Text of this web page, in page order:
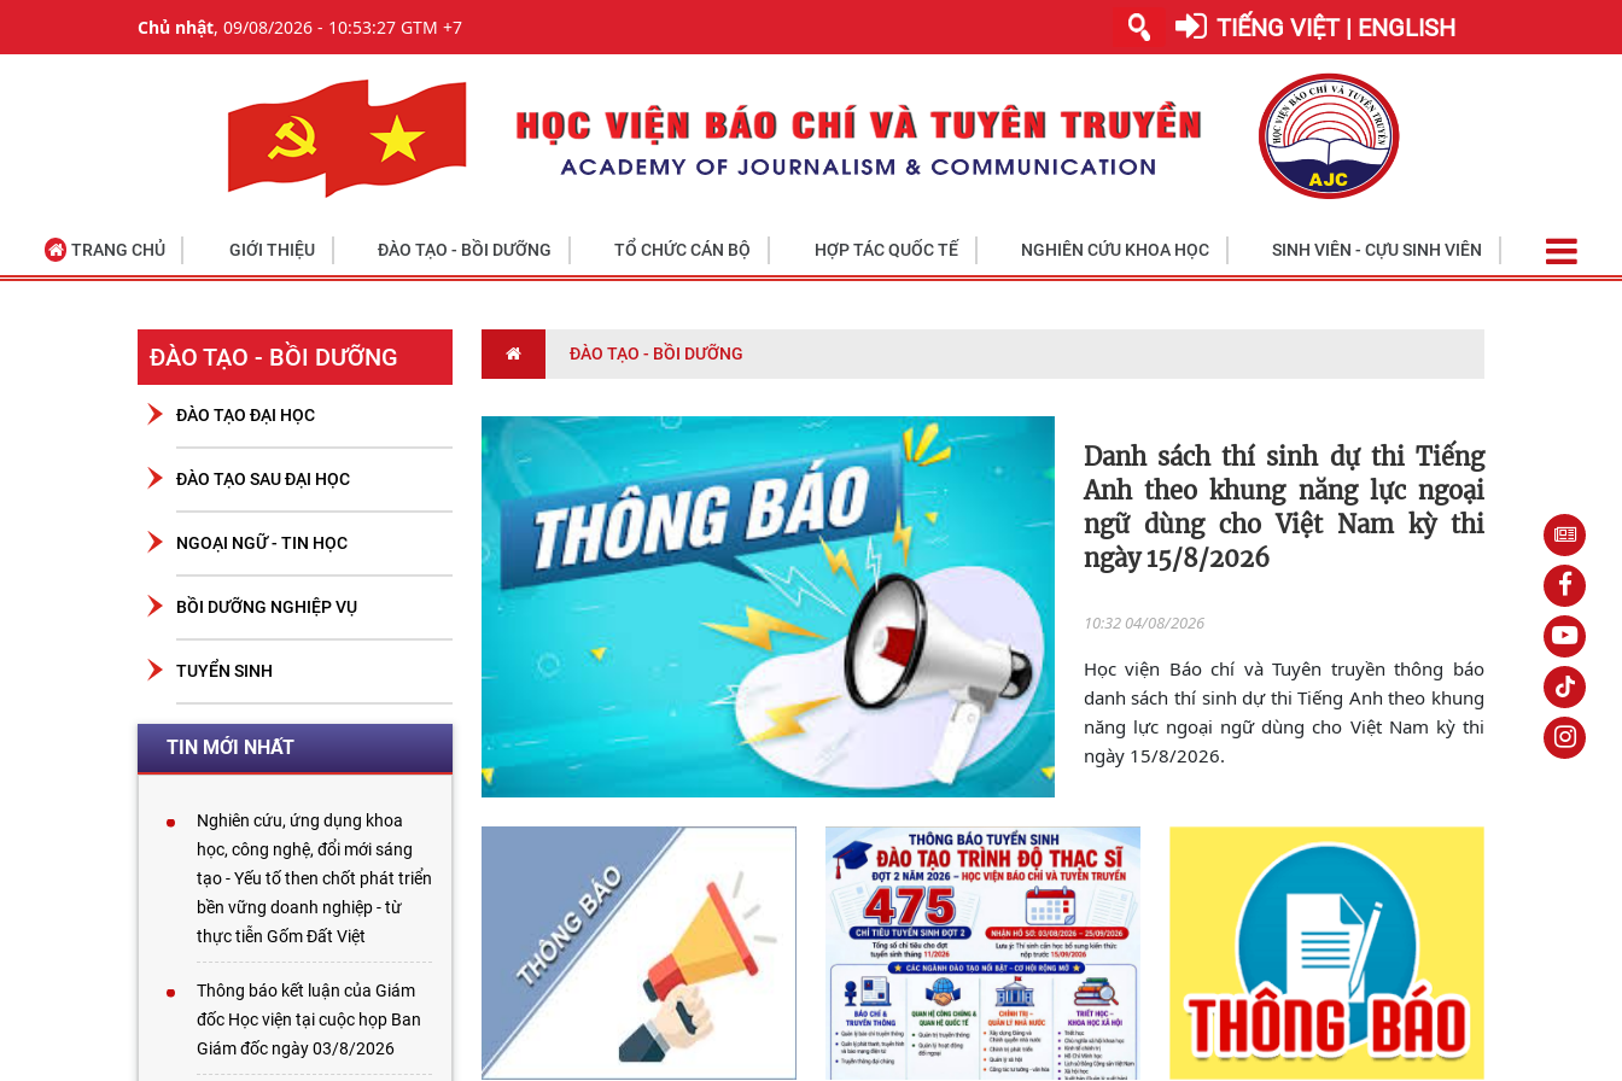
Chủ nhật, 09/08/2026 - 10:53:27 GTM +7 TIẾNG VIỆT | ENGLISH
TRANG CHỦ GIỚI THIỆU ĐÀO TẠO - BỒI DƯỠNG TỔ CHỨC CÁN BỘ HỢP TÁC QUỐC TẾ NGHIÊN CỨU KHOA HỌC SINH VIÊN - CỰU SINH VIÊN
ĐÀO TẠO - BỒI DƯỠNG
ĐÀO TẠO ĐẠI HỌC
ĐÀO TẠO SAU ĐẠI HỌC
NGOẠI NGỮ - TIN HỌC
BỒI DƯỠNG NGHIỆP VỤ
TUYỂN SINH
TIN MỚI NHẤT
Nghiên cứu, ứng dụng khoa
học, công nghệ, đổi mới sáng
tạo - Yếu tố then chốt phát triển
bền vững doanh nghiệp - từ
thực tiễn Gốm Đất Việt
Thông báo kết luận của Giám
đốc Học viện tại cuộc họp Ban
Giám đốc ngày 03/8/2026
ĐÀO TẠO - BỒI DƯỠNG
Danh sách thí sinh dự thi Tiếng
Anh theo khung năng lực ngoại
ngữ dùng cho Việt Nam kỳ thi
ngày 15/8/2026
10:32 04/08/2026
Học viện Báo chí và Tuyên truyền thông báo
danh sách thí sinh dự thi Tiếng Anh theo khung
năng lực ngoại ngữ dùng cho Việt Nam kỳ thi
ngày 15/8/2026.